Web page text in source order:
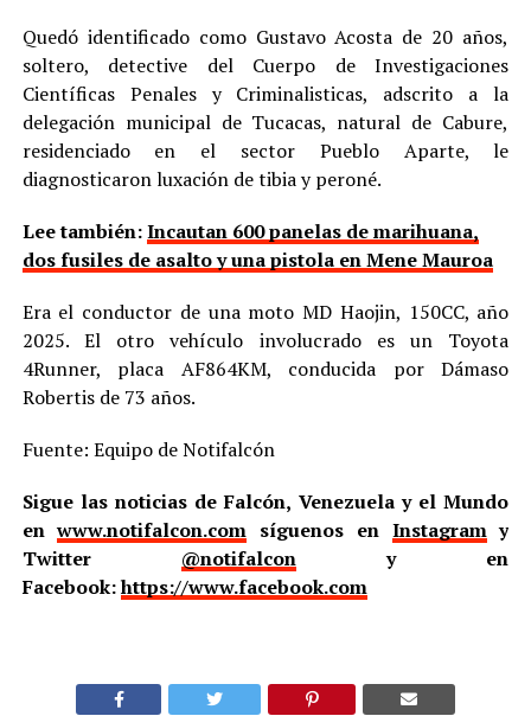
Quedó identificado como Gustavo Acosta de 20 años,
soltero, detective del Cuerpo de Investigaciones
Científicas Penales y Criminalisticas, adscrito a la
delegación municipal de Tucacas, natural de Cabure,
residenciado en el sector Pueblo Aparte, le
diagnosticaron luxación de tibia y peroné.
Lee también:Incautan 600 panelas de marihuana,
dos fusiles de asalto y una pistola en Mene Mauroa
Era el conductor de una moto MD Haojin, 150CC, año
2025. El otro vehículo involucrado es un Toyota
4Runner, placa AF864KM, conducida por Dámaso
Robertis de 73 años.
Fuente: Equipo de Notifalcón
Sigue las noticias de Falcón, Venezuela y el Mundo
enwww.notifalcon.com síguenos en Instagramy
Twitter @notifalcony en
Facebook:https://www.facebook.com